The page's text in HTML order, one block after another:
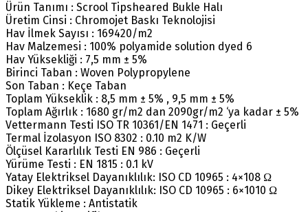
Ürün Tanımı : Scrool Tipsheared Bukle Halı
Üretim Cinsi : Chromojet Baskı Teknolojisi
Hav İlmek Sayısı : 169420/m2
Hav Malzemesi : 100% polyamide solution dyed 6
Hav Yüksekliği : 7,5 mm ± 5%
Birinci Taban : Woven Polypropylene
Son Taban : Keçe Taban
Toplam Yükseklik : 8,5 mm ± 5% , 9,5 mm ± 5%
Toplam Ağırlık : 1680 gr/m2 dan 2090gr/m2 ‘ya kadar ± 5%
Vettermann Testi ISO TR 10361/EN 1471 : Geçerli
Termal İzolasyon ISO 8302 : 0.10 m2 K/W
Ölçüsel Kararlılık Testi EN 986 : Geçerli
Yürüme Testi : EN 1815 : 0.1 kV
Yatay Elektriksel Dayanıklılık: ISO CD 10965 : 4×108 Ω
Dikey Elektriksel Dayanıklılık: ISO CD 10965 : 6×1010 Ω
Statik Yükleme : Antistatik